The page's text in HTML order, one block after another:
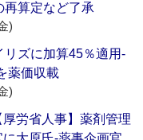
再算定など了承
)
リズに加算45％適用‐
薬価収載
)
厚労省人事】薬剤管理